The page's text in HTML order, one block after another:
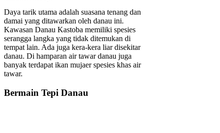
Daya tarik utama adalah suasana tenang dan
damai yang ditawarkan oleh danau ini.
Kawasan Danau Kastoba memiliki spesies
serangga langka yang tidak ditemukan di
tempat lain. Ada juga kera-kera liar disekitar
danau. Di hamparan air tawar danau juga
banyak terdapat ikan mujaer spesies khas air
tawar.
Bermain Tepi Danau